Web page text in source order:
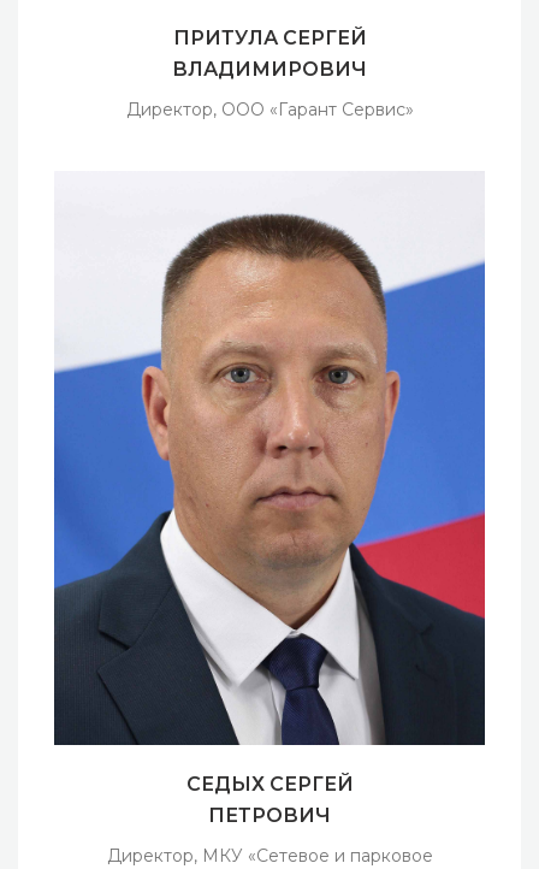
ПРИТУЛА СЕРГЕЙ
ВЛАДИМИРОВИЧ
Директор, ООО «Гарант Сервис»
СЕДЫХ СЕРГЕЙ
ПЕТРОВИЧ
Директор, МКУ «Сетевое и парковое